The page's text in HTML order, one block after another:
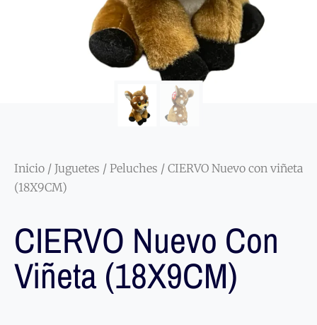
Inicio / Juguetes / Peluches / CIERVO Nuevo con viñeta
(18X9CM)
CIERVO Nuevo Con
Viñeta (18X9CM)